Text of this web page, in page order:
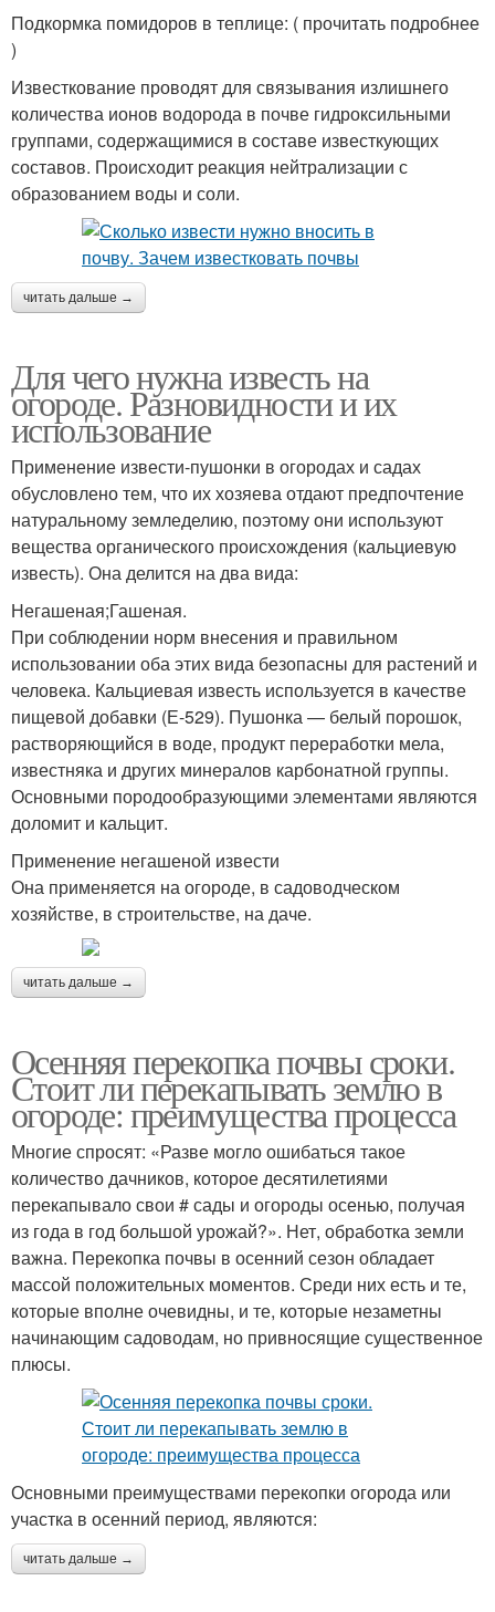
Подкормка помидоров в теплице: ( прочитать подробнее
)
Известкование проводят для связывания излишнего
количества ионов водорода в почве гидроксильными
группами, содержащимися в составе известкующих
составов. Происходит реакция нейтрализации с
образованием воды и соли.
читать дальше →
Для чего нужна известь на
огороде. Разновидности и их
использование
Применение извести-пушонки в огородах и садах
обусловлено тем, что их хозяева отдают предпочтение
натуральному земледелию, поэтому они используют
вещества органического происхождения (кальциевую
известь). Она делится на два вида:
Негашеная;Гашеная.
При соблюдении норм внесения и правильном
использовании оба этих вида безопасны для растений и
человека. Кальциевая известь используется в качестве
пищевой добавки (Е-529). Пушонка — белый порошок,
растворяющийся в воде, продукт переработки мела,
известняка и других минералов карбонатной группы.
Основными породообразующими элементами являются
доломит и кальцит.
Применение негашеной извести
Она применяется на огороде, в садоводческом
хозяйстве, в строительстве, на даче.
читать дальше →
Осенняя перекопка почвы сроки.
Стоит ли перекапывать землю в
огороде: преимущества процесса
Многие спросят: «Разве могло ошибаться такое
количество дачников, которое десятилетиями
перекапывало свои # сады и огороды осенью, получая
из года в год большой урожай?». Нет, обработка земли
важна. Перекопка почвы в осенний сезон обладает
массой положительных моментов. Среди них есть и те,
которые вполне очевидны, и те, которые незаметны
начинающим садоводам, но привносящие существенное
плюсы.
Основными преимуществами перекопки огорода или
участка в осенний период, являются:
читать дальше →